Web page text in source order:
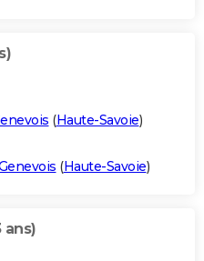
(Haute-Savoie)
(Haute-Savoie)
ans)